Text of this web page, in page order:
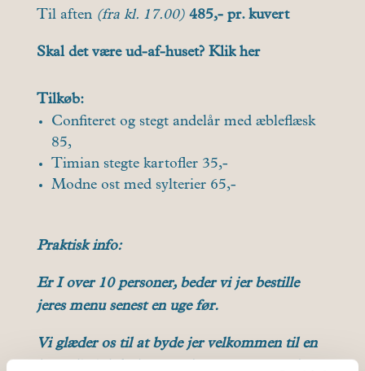
Til aften (fra kl. 17.00) 485,- pr. kuvert
Skal det være ud-af-huset? Klik her
Tilkøb:
Confiteret og stegt andelår med æbleflæsk
85,
Timian stegte kartofler 35,-
Modne ost med sylterier 65,-
Praktisk info:
Er I over 10 personer, beder vi jer bestille
jeres menu senest en uge før.
Vi glæder os til at byde jer velkommen til en